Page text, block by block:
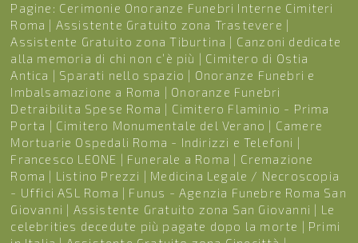
Pagine: Cerimonie Onoranze Funebri Interne Cimiteri
Roma | Assistente Gratuito zona Trastevere |
Assistente Gratuito zona Tiburtina | Canzoni dedicate
alla memoria di chi non c’è più | Cimitero di Ostia
Antica | Sparati nello spazio | Onoranze Funebri e
Imbalsamazione a Roma | Onoranze Funebri
Detraibilita Spese Roma | Cimitero Flaminio - Prima
Porta | Cimitero Monumentale del Verano | Camere
Mortuarie Ospedali Roma - Indirizzi e Telefoni |
Francesco LEONE | Funerale a Roma | Cremazione
Roma | Listino Prezzi | Medicina Legale / Necroscopia
- Uffici ASL Roma | Funus - Agenzia Funebre Roma San
Giovanni | Assistente Gratuito zona San Giovanni | Le
celebrities decedute più pagate dopo la morte | Primi